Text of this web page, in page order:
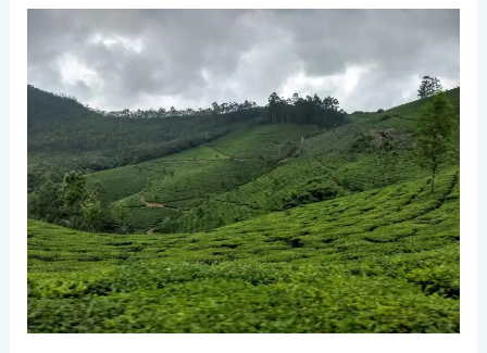
Viaje
a
y
Sur
de
la
India